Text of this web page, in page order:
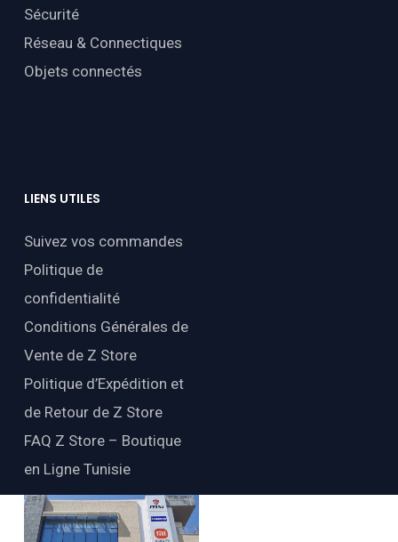
Sécurité
Réseau & Connectiques
Objets connectés
LIENS UTILES
Suivez vos commandes
Politique de
confidentialité
Conditions Générales de
Vente de Z Store
Politique d’Expédition et
de Retour de Z Store
FAQ Z Store – Boutique
en Ligne Tunisie